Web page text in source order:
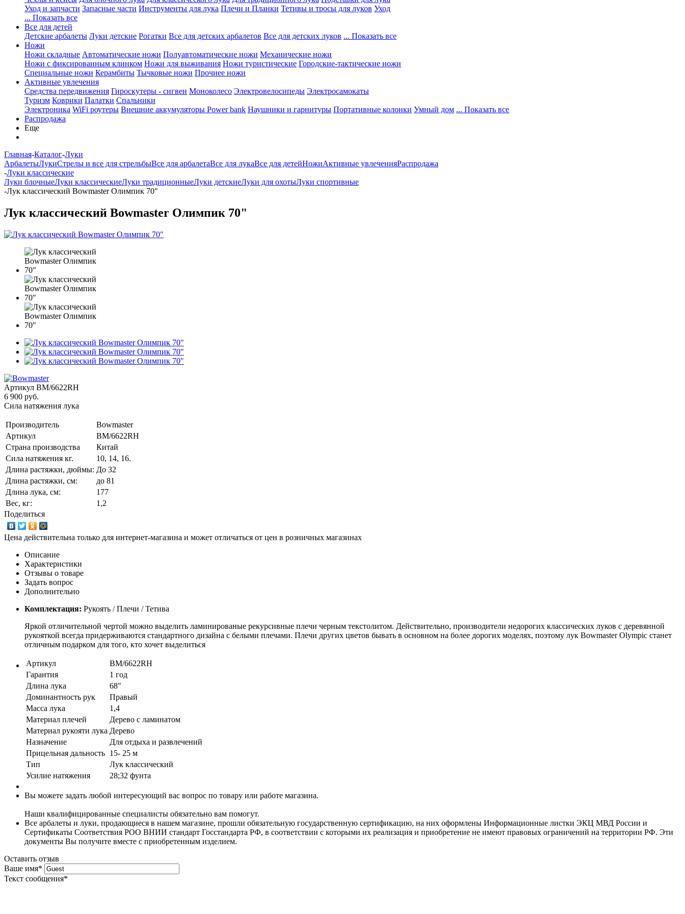
Уход и запчасти Запасные части Инструменты для лука Плечи и Планки Тетивы и тросы для луков Уход
... Показать все
Все для детей
Детские арбалеты Луки детские Рогатки Все для детских арбалетов Все для детских луков ... Показать все
Ножи
Ножи складные Автоматические ножи Полуавтоматические ножи Механические ножи
Ножи с фиксированным клинком Ножи для выживания Ножи туристические Городские-тактические ножи
Специальные ножи Керамбиты Тычковые ножи Прочиее ножи
Активные увлечения
Средства передвижения Гироскутеры - сигвеи Моноколесо Электровелосипеды Электросамокаты
Туризм Коврики Палатки Спальники
Электроника WiFi роутеры Внешние аккумуляторы Power bank Наушники и гарнитуры Портативные колонки Умный дом ... Показать все
Распродажа
Еще
Главная-Каталог-Луки
АрбалетыЛукиСтрелы и все для стрельбыВсе для арбалетаВсе для лукаВсе для детейНожиАктивные увлеченияРаспродажа
-Луки классические
Луки блочныеЛуки классическиеЛуки традиционныеЛуки детскиеЛуки для охотыЛуки спортивные
-Лук классический Bowmaster Олимпик 70"
Лук классический Bowmaster Олимпик 70"
Артикул BM/6622RH
6 900 руб.
Сила натяжения лука
Производитель
Bowmaster
Артикул
BM/6622RH
Страна производства
Китай
Сила натяжения кг.
10, 14, 16.
Длина растяжки, дюймы: До 32
Длина растяжки, cм:
до 81
Длина лука, см:
177
Вес, кг:
1,2
Поделиться
Цена действительна только для интернет-магазина и может отличаться от цен в розничных магазинах
Описание
Характеристики
Отзывы о товаре
Задать вопрос
Дополнительно
Комплектация: Рукоять / Плечи / Тетива
Яркой отличительной чертой можно выделить ламинированые рекурсивные плечи черным текстолитом. Действительно, производители недорогих классических луков с деревянной
рукояткой всегда придерживаются стандартного дизайна с белыми плечами. Плечи других цветов бывать в основном на более дорогих моделях, поэтому лук Bowmaster Olympic станет
отличным подарком для того, кто хочет выделиться
Артикул
BM/6622RH
Гарантия
1 год
Длина лука
68"
Доминантность рук
Правый
Масса лука
1,4
Материал плечей
Дерево с ламинатом
Материал рукояти лука Дерево
Назначение
Для отдыха и развлечений
Прицельная дальность 15- 25 м
Тип
Лук классический
Усилие натяжения
28;32 фунта
Вы можете задать любой интересующий вас вопрос по товару или работе магазина.
Наши квалифицированные специалисты обязательно вам помогут.
Все арбалеты и луки, продающиеся в нашем магазине, прошли обязательную государственную сертификацию, на них оформлены Информационные листки ЭКЦ МВД России и
Сертификаты Соответствия РОО ВНИИ стандарт Госстандарта РФ, в соответствии с которыми их реализация и приобретение не имеют правовых ограничений на территории РФ. Эти
документы Вы получите вместе с приобретенным изделием.
Оставить отзыв
Ваше имя*
Текст сообщения*